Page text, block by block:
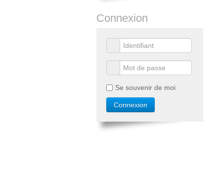
Connexion
Se souvenir de moi